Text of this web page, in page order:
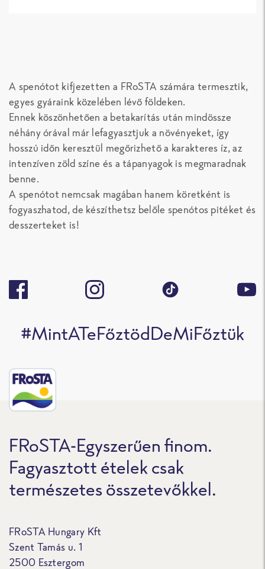
A spenótot kifjezetten a FRoSTA számára termesztik,
egyes gyáraink közelében lévő földeken.
Ennek köszönhetően a betakarítás után mindössze
néhány órával már lefagyasztjuk a növényeket, így
hosszú időn keresztül megőrizhető a karakteres íz, az
intenzíven zöld színe és a tápanyagok is megmaradnak
benne.
A spenótot nemcsak magában hanem köretként is
fogyaszhatod, de készíthetsz belőle spenótos pitéket és
desszerteket is!
#MintATeFőztödDeMiFőztük
FRoSTA-Egyszerűen finom.
Fagyasztott ételek csak
természetes összetevőkkel.
FRoSTA Hungary Kft
Szent Tamás u. 1
2500 Esztergom